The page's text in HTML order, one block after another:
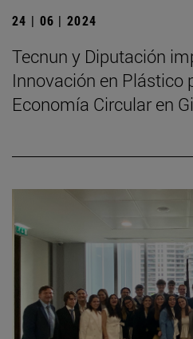
24 | 06 | 2024
Tecnun y Diputación
Innovación en Plástico
Economía Circular en